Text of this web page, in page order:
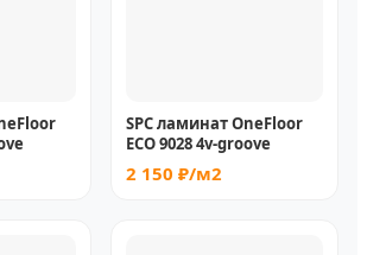
SPC ламинат OneFloor
ЕСО 9028 4v-groove
2 150 ₽/м2